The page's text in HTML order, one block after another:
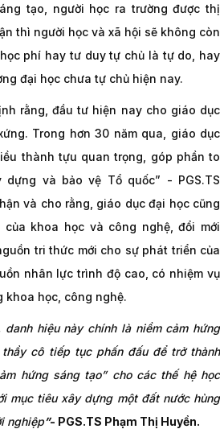
tạo, người học ra trường được thị
thì người học và xã hội sẽ không còn
phí hay tư duy tự chủ là tự do, hay
đại học chưa tự chủ hiện nay.
rằng, đầu tư hiện nay cho giáo dục
Trong hơn 30 năm qua, giáo dục
thành tựu quan trọng, góp phần to
và bảo vệ Tổ quốc” - PGS.TS
và cho rằng, giáo dục đại học cũng
khoa học và công nghệ, đổi mới
tri thức mới cho sự phát triển của
nhân lực trình độ cao, có nhiệm vụ
khoa học, công nghệ.
danh hiệu này chính là niềm cảm hứng
cô tiếp tục phấn đấu để trở thành
hứng sáng tạo” cho các thế hệ học
mục tiêu xây dựng một đất nước hùng
nghiệp”- PGS.TS Phạm Thị Huyền.